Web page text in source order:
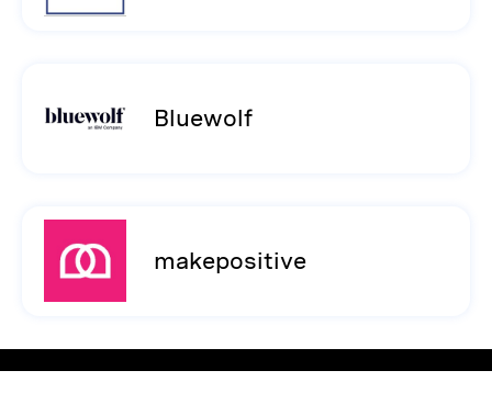
Bluewolf
makepositive